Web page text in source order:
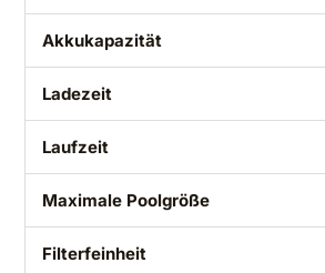
Akkukapazität
Ladezeit
Laufzeit
Maximale Poolgröße
Filterfeinheit